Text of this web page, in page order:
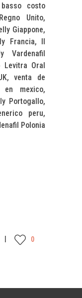
costo
Unito,
Giappone,
Francia, Il
Vardenafil
Oral
venta de
mexico,
Portogallo,
peru,
Polonia
0